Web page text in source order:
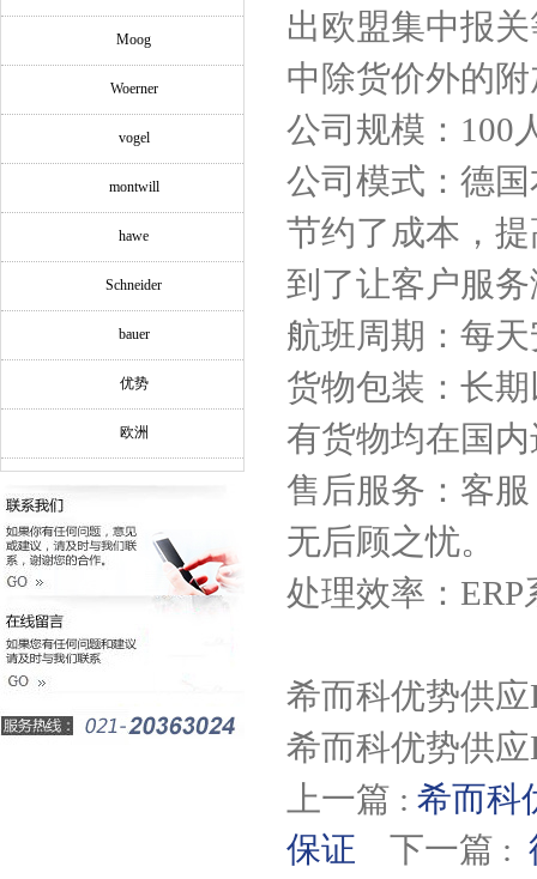
Moog
Woerner
vogel
montwill
hawe
Schneider
bauer
优势
欧洲
出欧盟集中报
中除货价外的
公司规模：100
公司模式：德
节约了成本，
到了让客户服
航班周期：每
货物包装：长
有货物均在国
售后服务：客
无后顾之忧。
处理效率：
希而科优势供
希而科优势供
上一篇 : 希而科
保证 下一篇 :